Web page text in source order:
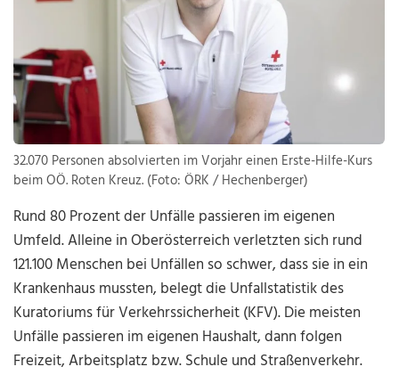
32.070 Personen absolvierten im Vorjahr einen Erste-Hilfe-Kurs
beim OÖ. Roten Kreuz. (Foto: ÖRK / Hechenberger)
Rund 80 Prozent der Unfälle passieren im eigenen
Umfeld. Alleine in Oberösterreich verletzten sich rund
121.100 Menschen bei Unfällen so schwer, dass sie in ein
Krankenhaus mussten, belegt die Unfallstatistik des
Kuratoriums für Verkehrssicherheit (KFV). Die meisten
Unfälle passieren im eigenen Haushalt, dann folgen
Freizeit, Arbeitsplatz bzw. Schule und Straßenverkehr.